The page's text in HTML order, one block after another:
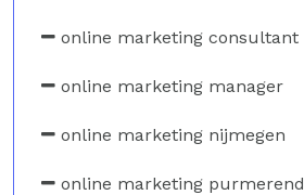
online marketing consultant
online marketing manager
online marketing nijmegen
online marketing purmerend